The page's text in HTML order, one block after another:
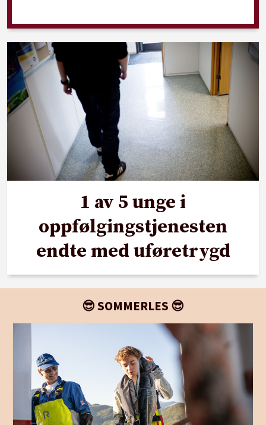
1 av 5 unge i
oppfølgingstjenesten
endte med uføretrygd
😎 SOMMERLES 😎